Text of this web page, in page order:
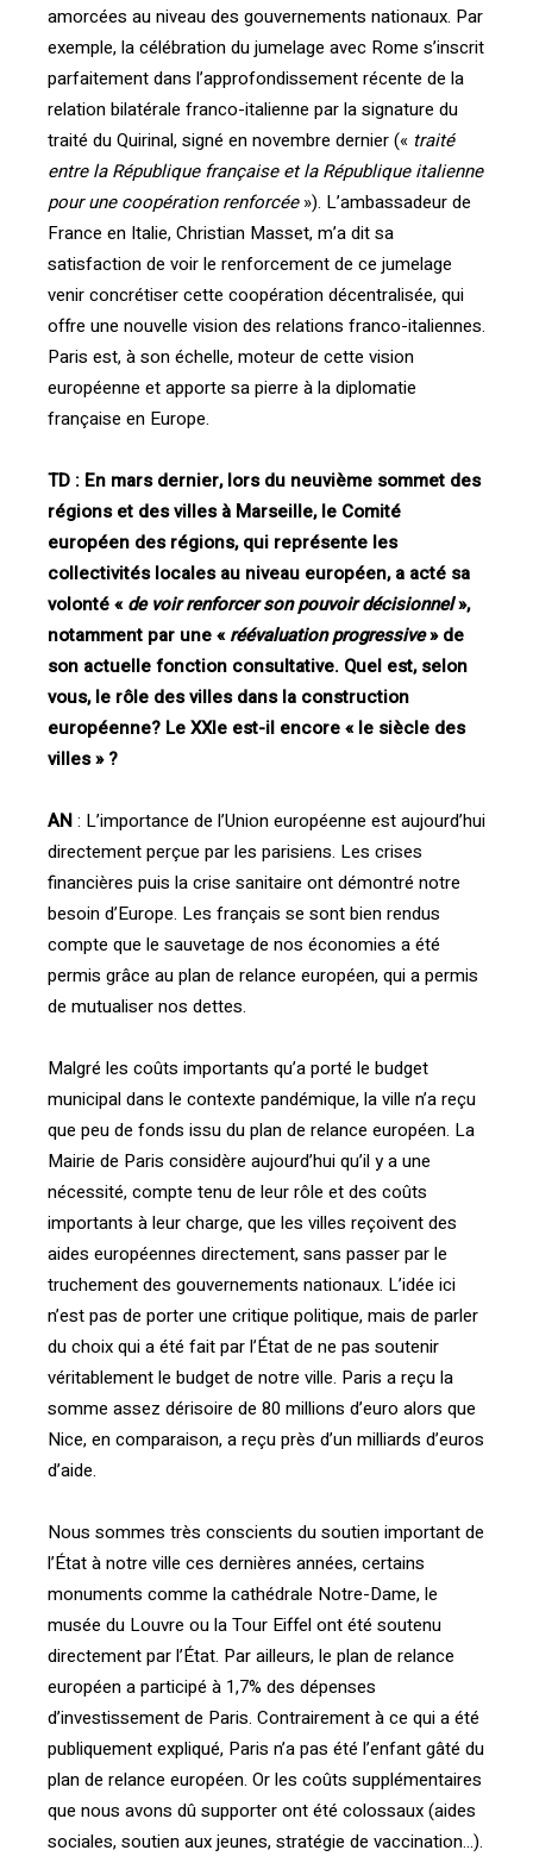
amorcées au niveau des gouvernements nationaux. Par
exemple, la célébration du jumelage avec Rome s’inscrit
parfaitement dans l’approfondissement récente de la
relation bilatérale franco-italienne par la signature du
traité du Quirinal, signé en novembre dernier (« traité
entre la République française et la République italienne
pour une coopération renforcée»). L’ambassadeur de
France en Italie, Christian Masset, m’a dit sa
satisfaction de voir le renforcement de ce jumelage
venir concrétiser cette coopération décentralisée, qui
offre une nouvelle vision des relations franco-italiennes.
Paris est, à son échelle, moteur de cette vision
européenne et apporte sa pierre à la diplomatie
française en Europe.
TD : En mars dernier, lors du neuvième sommet des
régions et des villes à Marseille, le Comité
européen des régions, qui représente les
collectivités locales au niveau européen,a acté sa
volonté «de voir renforcer son pouvoir décisionnel»,
notamment par une «réévaluation progressive» de
son actuelle fonction consultative. Quel est, selon
vous, le rôle des villes dans la construction
européenne? Le XXIe est-il encore « le siècle des
villes » ?
AN: L’importance de l’Union européenne est aujourd’hui
directement perçue par les parisiens. Les crises
financières puis la crise sanitaire ont démontré notre
besoin d’Europe. Les français se sont bien rendus
compte que le sauvetage de nos économies a été
permis grâce au plan de relance européen, qui a permis
de mutualiser nos dettes.
Malgré les coûts importants qu’a porté le budget
municipal dans le contexte pandémique, la ville n’a reçu
que peu de fonds issu du plan de relance européen. La
Mairie de Paris considère aujourd’hui qu’il y a une
nécessité, compte tenu de leur rôle et des coûts
importants à leur charge, que les villes reçoivent des
aides européennes directement, sans passer par le
truchement des gouvernements nationaux. L’idée ici
n’est pas de porter une critique politique, mais de parler
du choix qui a été fait par l’État de ne pas soutenir
véritablement le budget de notre ville. Paris a reçu la
somme assez dérisoire de 80 millions d’euro alors que
Nice, en comparaison, a reçu près d’un milliards d’euros
d’aide.
Nous sommes très conscients du soutien important de
l’État à notre ville ces dernières années, certains
monuments comme la cathédrale Notre-Dame, le
musée du Louvre ou la Tour Eiffel ont été soutenu
directement par l’État. Par ailleurs, le plan de relance
européen a participé à 1,7% des dépenses
d’investissement de Paris. Contrairement à ce qui a été
publiquement expliqué, Paris n’a pas été l’enfant gâté du
plan de relance européen. Or les coûts supplémentaires
que nous avons dû supporter ont été colossaux (aides
sociales, soutien aux jeunes, stratégie de vaccination…).